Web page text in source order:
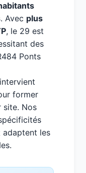
. Avec plus
, le 29 est
des
Ponts
former
site. Nos
adaptent les